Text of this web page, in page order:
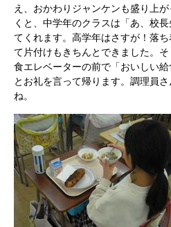
え、おかわりジャンケンも盛り上
くと、中学年のクラスは「あ、校
てくれます。高学年はさすが！落
て片付けもきちんとできました。
食エレベーターの前で「おいしい給
とお礼を言って帰ります。調理員
ね。